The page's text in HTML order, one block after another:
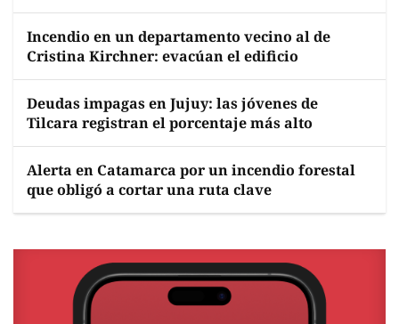
Incendio en un departamento vecino al de
Cristina Kirchner: evacúan el edificio
Deudas impagas en Jujuy: las jóvenes de
Tilcara registran el porcentaje más alto
Alerta en Catamarca por un incendio forestal
que obligó a cortar una ruta clave